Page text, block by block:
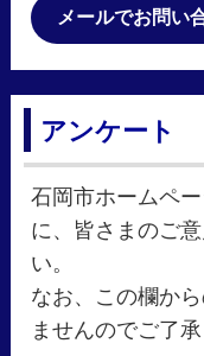
メールでお問い
アンケート
石岡市ホームペ
に、皆さまのご
い。
なお、この欄か
ませんのでご了承